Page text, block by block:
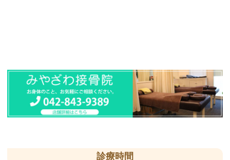
診療時間